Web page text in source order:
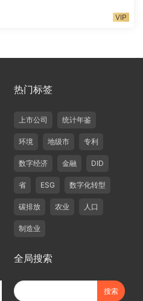
VIP
热门标签
上市公司 统计年鉴
环境 地级市 专利
数字经济 金融 DID
省 ESG 数字化转型
碳排放 农业 人口
制造业
全局搜索